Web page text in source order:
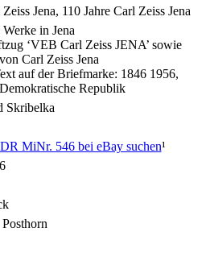
Jena, 110 Jahre Carl Zeiss Jena
in Jena
‘VEB Carl Zeiss JENA’ sowie
Carl Zeiss Jena
auf der Briefmarke: 1846 1956,
Republik
Skribelka
MiNr. 546 bei eBay suchen¹